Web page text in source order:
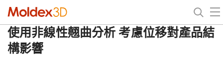
使用非線性翹曲分析 考慮位移對產品結
構影響